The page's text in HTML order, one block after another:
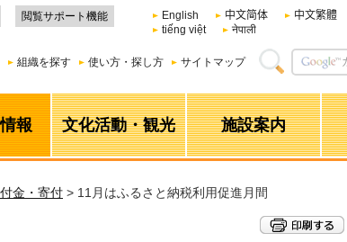
閲覧サポート機能 English 中文简体 中文繁體
tiếng việt
नेपाली
組織を探す 使い方・探し方 サイトマップ
報 文化活動・観光 施設案内
金・寄付 > 11月はふるさと納税利用促進月間